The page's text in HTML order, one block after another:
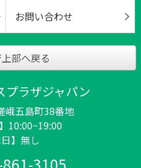
お問い合わせ
部へ戻る
プラザジャパン
峨五島町38番地
10:00~19:00
日】無し